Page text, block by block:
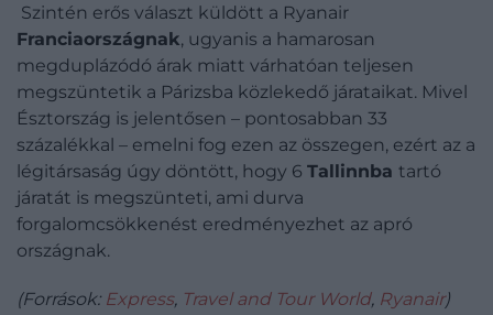
Szintén erős választ küldött a Ryanair
Franciaországnak, ugyanis a hamarosan
megduplázódó árak miatt várhatóan teljesen
megszüntetik a Párizsba közlekedő járataikat. Mivel
Észtország is jelentősen – pontosabban 33
százalékkal – emelni fog ezen az összegen, ezért az a
légitársaság úgy döntött, hogy 6 Tallinnba tartó
járatát is megszünteti, ami durva
forgalomcsökkenést eredményezhet az apró
országnak.
(Források: Express, Travel and Tour World, Ryanair)